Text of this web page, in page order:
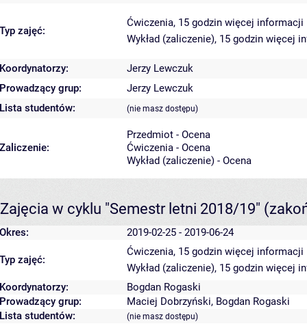
Typ zajęć:
Ćwiczenia, 15 godzin więcej informacji
Wykład (zaliczenie), 15 godzin więcej
Koordynatorzy:
Jerzy Lewczuk
Prowadzący grup:
Jerzy Lewczuk
Lista studentów:
(nie masz dostępu)
Zaliczenie:
Przedmiot - Ocena
Ćwiczenia - Ocena
Wykład (zaliczenie) - Ocena
Zajęcia w cyklu "Semestr letni 2018/19"
Okres: 2019-02-25 - 2019-06-24
Typ zajęć:
Ćwiczenia, 15 godzin więcej informacji
Wykład (zaliczenie), 15 godzin więcej
Koordynatorzy:
Bogdan Rogaski
Prowadzący grup:
Maciej Dobrzyński, Bogdan Rogaski
Lista studentów:
(nie masz dostępu)